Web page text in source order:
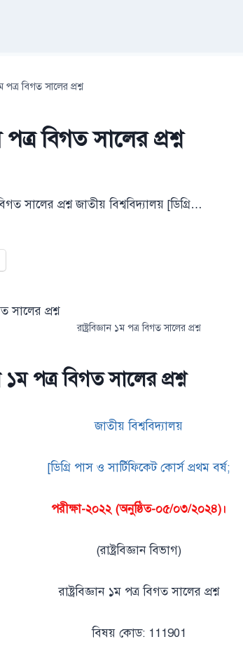
পত্র বিগত সালের প্রশ্ন
পত্র বিগত সালের প্রশ্ন
বিগত সালের প্রশ্ন জাতীয় বিশ্ববিদ্যালয় [ডিগ্রি…
রাষ্ট্রবিজ্ঞান ১ম পত্র বিগত সালের প্রশ্ন
১ম পত্র বিগত সালের প্রশ্ন
জাতীয় বিশ্ববিদ্যালয়
[ডিগ্রি পাস ও সার্টিফিকেট কোর্স প্রথম বর্ষ;
পরীক্ষা-২০২২ (অনুষ্ঠিত-০৫/০৩/২০২৪)।
(রাষ্ট্রবিজ্ঞান বিভাগ)
রাষ্ট্রবিজ্ঞান ১ম পত্র বিগত সালের প্রশ্ন
বিষয় কোড: 111901